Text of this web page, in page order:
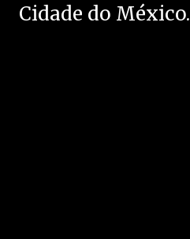
Cidade do México.